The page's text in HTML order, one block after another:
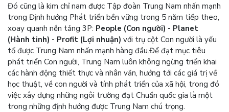
Đó cũng là kim chỉ nam được Tập đoàn Trung Nam nhấn mạnh
trong Định hướng Phát triển bền vững trong 5 năm tiếp theo,
xoay quanh nền tảng 3P: People (Con người) - Planet
(Hành tinh) - Profit (Lợi nhuận) với trụ cột Con người là yếu
tố được Trung Nam nhấn mạnh hàng đầu.Để đạt mục tiêu
phát triển Con người, Trung Nam luôn không ngừng triển khai
các hành động thiết thực và nhân văn, hướng tới các giá trị về
học thuật, về con người và tính phát triển của xã hội, trong đó
việc xây dựng những ngôi trường đạt Chuẩn quốc gia là một
trong những định hướng được Trung Nam chú trọng.